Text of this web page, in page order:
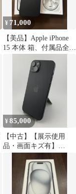
¥ 71,000
【美品】Apple iPhone
15 本体 箱、付属品全部
¥85,000
【中古】【展示使用
品・画面キズ有】
ラック 3M457J/A SIMロ
ックなし